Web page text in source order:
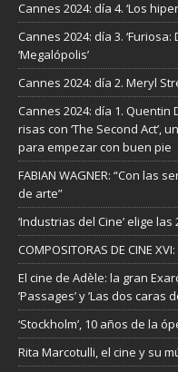
Cannes 2024: día 4. ‘Los
Cannes 2024: día 3. ‘Furiosa:
‘Megalópolis’
Cannes 2024: día 2. Meryl
Cannes 2024: día 1.
risas con ‘The Second Act’,
para empezar con buen pie
FABIAN WAGNER: “Con las
de arte”
‘Industrias del Cine’ elige
COMPOSITORAS DE CINE
El cine de Adèle: la gran
’Passages’ y ’Las dos caras
‘Stockholm’, 10 años de la
Rita Marcotulli, el cine y su